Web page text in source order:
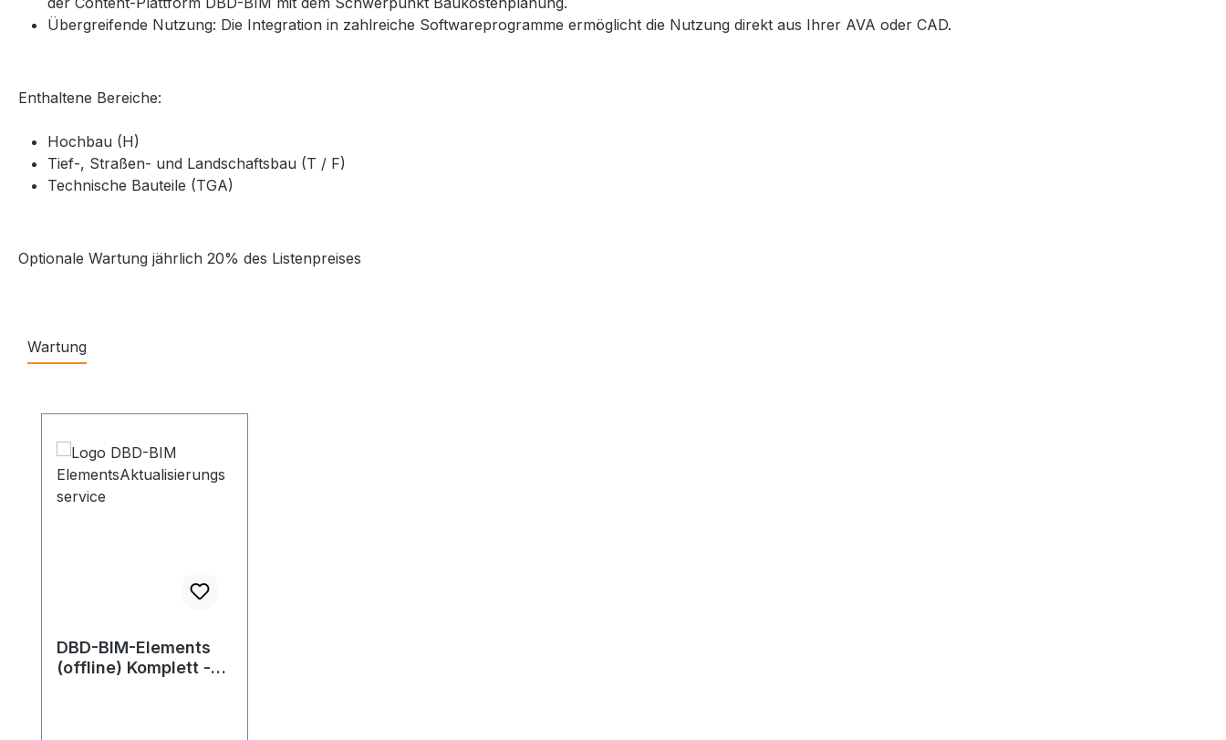
Übergreifende Nutzung: Die Integration in zahlreiche Softwareprogramme ermöglicht die Nutzung direkt aus Ihrer AVA oder CAD.
Enthaltene Bereiche:
Hochbau (H)
Tief-, Straßen- und Landschaftsbau (T / F)
Technische Bauteile (TGA)
Optionale Wartung jährlich 20% des Listenpreises
Wartung
DBD-BIM-Elements
(offline) Komplett -